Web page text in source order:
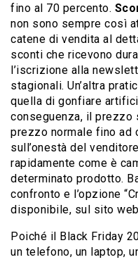
fino al 70 percento.
non sono sempre così
catene di vendita al
sconti che ricevono
l’iscrizione alla
stagionali. Un’altra
quella di gonfiare
conseguenza, il
prezzo normale fino ad
sull’onestà del
rapidamente come è
determinato prodotto.
confronto e l’opzione
disponibile, sul sito
Poiché il Black Friday
un telefono, un laptop,